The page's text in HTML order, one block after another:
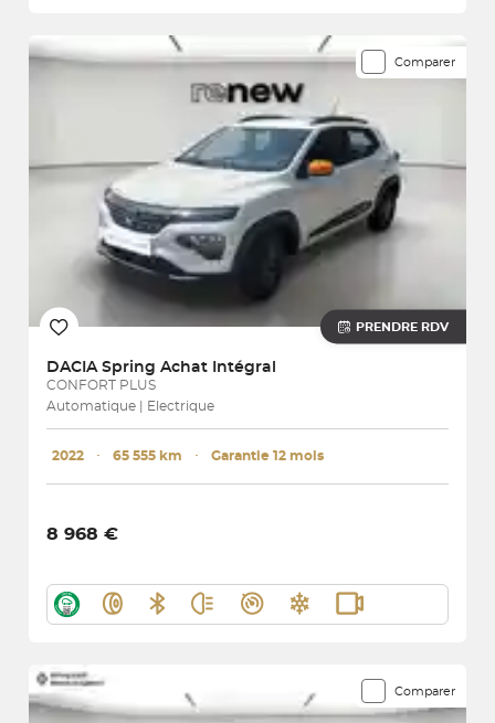
Comparer
PRENDRE RDV
DACIA Spring Achat Intégral
CONFORT PLUS
Automatique | Electrique
2022 ･ 65 555 km ･ Garantie 12 mois
8 968 €
Comparer